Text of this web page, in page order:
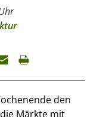
den
Märkte mit